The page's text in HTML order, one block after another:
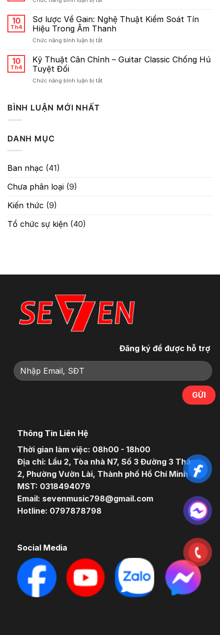
Hát
Thông
Delay
Mã
Các
Thông
Số
10
Th4
Sơ lược Về Gain: Nghệ Thuật Kiểm Soát Tín
Hiệu Trong Âm Thanh
Chức năng bình luận bị tắtở
lược
Nghệ
10
Th4
Kỹ Thuật Cân Chỉnh – Guitar Classic Chống Hú
Tuyệt Đối
Chức năng bình luận bị tắtở
BÌNH LUẬN MỚI NHẤT
DANH MỤC
Ban nhạc (41)
Chưa phân loại (9)
Kiến thức (9)
Tổ chức sự kiện (40)
Đăng ký để được hỗ trợ
Thông Tin Liên Hệ
Thời gian làm việc: 08h00 - 18h00
Địa chỉ: Lầu 2, Tòa nhà N7, Số 3 Đường 3 Tháng
2, Phường Vườn Lài, Thành phố Hồ Chí Minh
MST: 0318494079
Email: sevenmusic798@gmail.com
Hotline: 0797878798
Social Media